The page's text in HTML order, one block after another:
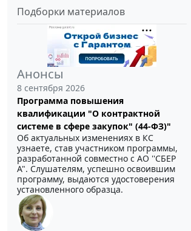
Подборки материалов
Анонсы
8 сентября 2026
Программа повышения
квалификации "О контрактной
системе в сфере закупок" (44-ФЗ)"
Об актуальных изменениях в КС
узнаете, став участником программы,
разработанной совместно с АО ''СБЕР
А". Слушателям, успешно освоившим
программу, выдаются удостоверения
установленного образца.